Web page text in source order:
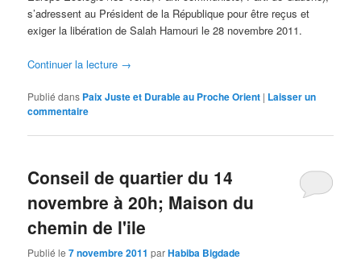
s’adressent au Président de la République pour être reçus et
exiger la libération de Salah Hamouri le 28 novembre 2011.
Continuer la lecture →
Publié dans Paix Juste et Durable au Proche Orient | Laisser un
commentaire
Conseil de quartier du 14
novembre à 20h; Maison du
chemin de l'ile
Publié le7 novembre 2011 parHabiba Bigdade